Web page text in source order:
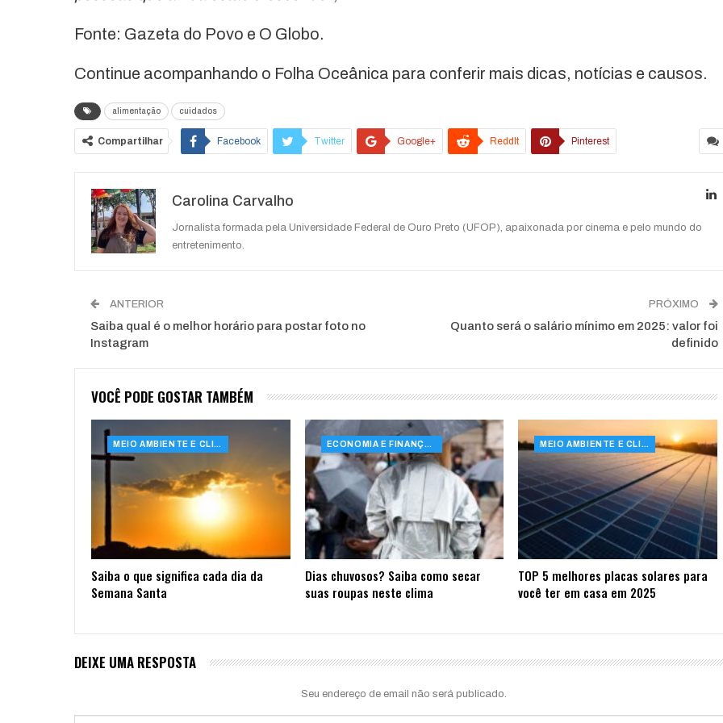
Fonte: Gazeta do Povo e O Globo.
Continue acompanhando o Folha Oceânica para conferir mais dicas, notícias e causos.
alimentação cuidados
Compartilhar Facebook Twitter Google+ ReddIt Pinterest
Carolina Carvalho
Jornalista formada pela Universidade Federal de Ouro Preto (UFOP), apaixonada por cinema e pelo mundo do
entretenimento.
ANTERIOR
Saiba qual é o melhor horário para postar foto no
Instagram
PRÓXIMO
Quanto será o salário mínimo em 2025: valor foi
definido
VOCÊ PODE GOSTAR TAMBÉM
MEIO AMBIENTE E CLIMA
Saiba o que significa cada dia da
Semana Santa
ECONOMIA E FINANÇAS
Dias chuvosos? Saiba como secar
suas roupas neste clima
MEIO AMBIENTE E CLIMA
TOP 5 melhores placas solares para
você ter em casa em 2025
DEIXE UMA RESPOSTA
Seu endereço de email não será publicado.